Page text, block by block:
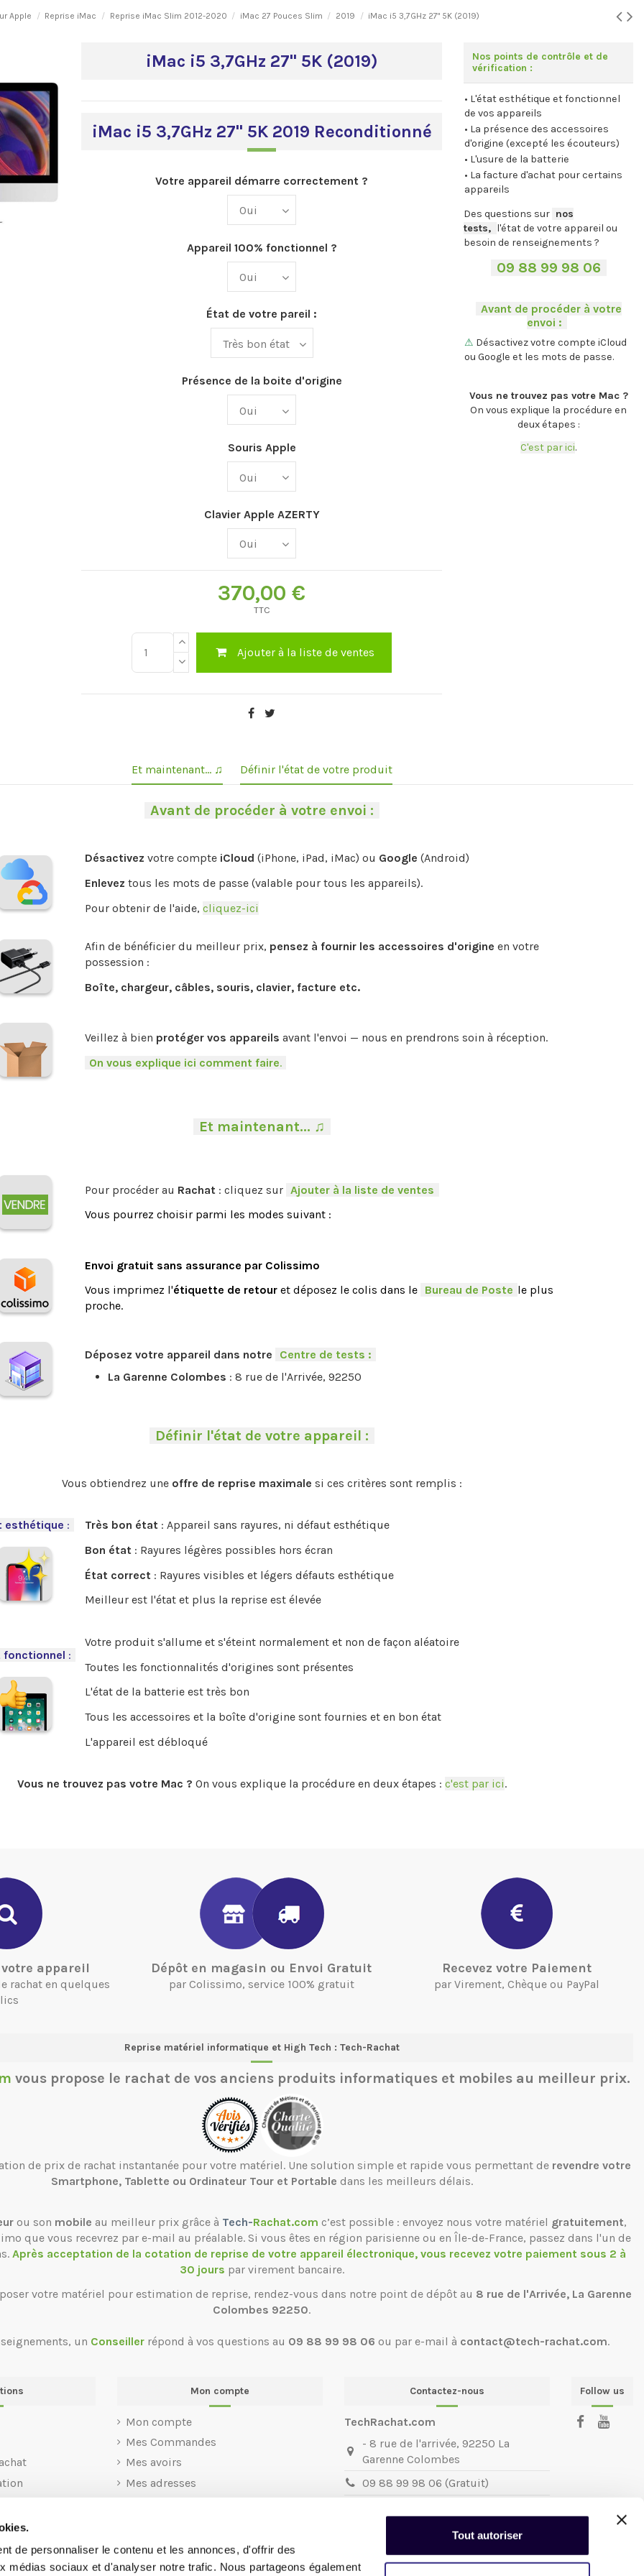
de personnaliser le contenu et les annonces, d'offrir des
médias sociaux et d'analyser notre trafic. Nous partageons également
Tout autoriser
Apple Reprise iMac Reprise iMac Slim 2012-2020 iMac 27 Pouces Slim 2019 iMac i5 3,7GHz 27" 5K (2019)
iMac i5 3,7GHz 27" 5K (2019)
iMac i5 3,7GHz 27" 5K 2019 Reconditionné
Votre appareil démarre correctement ?
Appareil 100% fonctionnel ?
État de votre pareil :
Présence de la boite d'origine
Souris Apple
Clavier Apple AZERTY
370,00 €
TTC
Ajouter à la liste de ventes
Nos points de contrôle et de
vérification :
• L'état esthétique et fonctionnel
de vos appareils
• La présence des accessoires
d'origine (excepté les écouteurs)
• L'usure de la batterie
• La facture d'achat pour certains
appareils
Des questions sur nos
tests, l'état de votre appareil ou
besoin de renseignements ?
09 88 99 98 06
Avant de procéder à votre
envoi :
⚠ Désactivez votre compte iCloud
ou Google et les mots de passe.
Vous ne trouvez pas votre Mac ?
On vous explique la procédure en
deux étapes :
C'est par ici.
Et maintenant... ♫ Définir l'état de votre produit
Avant de procéder à votre envoi :
Désactivez votre compte iCloud (iPhone, iPad, iMac) ou Google (Android)
Enlevez tous les mots de passe (valable pour tous les appareils).
Pour obtenir de l'aide, cliquez-ici
Afin de bénéficier du meilleur prix, pensez à fournir les accessoires d'origine en votre
possession :
Boîte, chargeur, câbles, souris, clavier, facture etc.
Veillez à bien protéger vos appareils avant l'envoi — nous en prendrons soin à réception.
On vous explique ici comment faire.-
Et maintenant... ♫
Pour procéder au Rachat : cliquez sur Ajouter à la liste de ventes
Vous pourrez choisir parmi les modes suivant :
Envoi gratuit sans assurance par Colissimo
Vous imprimez l'étiquette de retour et déposez le colis dans le Bureau de Poste le plus
proche.
Déposez votre appareil dans notre
Centre de tests :
La Garenne Colombes : 8 rue de l'Arrivée, 92250
Définir l'état de votre appareil :
Vous obtiendrez une offre de reprise maximale si ces critères sont remplis :
esthétique : Très bon état: Appareil sans rayures, ni défaut esthétique
Bon état : Rayures légères possibles hors écran
État correct : Rayures visibles et légers défauts esthétique
Meilleur est l'état et plus la reprise est élevée
fonctionnel :
Votre produit s'allume et s'éteint normalement et non de façon aléatoire
Toutes les fonctionnalités d'origines sont présentes
L'état de la batterie est très bon
Tous les accessoires et la boîte d'origine sont fournies et en bon état
L'appareil est débloqué
Vous ne trouvez pas votre Mac ? On vous explique la procédure en deux étapes : c'est par ici.
appareil
rachat en quelques
Dépôt en magasin ou Envoi Gratuit
par Colissimo, service 100% gratuit
Recevez votre Paiement
par Virement, Chèque ou PayPal
Reprise matériel informatique et High Tech : Tech-Rachat
vous propose le rachat de vos anciens produits informatiques et mobiles au meilleur prix.
de prix de rachat instantanée pour votre matériel. Une solution simple et rapide vous permettant de revendre votre
Smartphone, Tablette ou Ordinateur Tour et Portable dans les meilleurs délais.
ou son mobile au meilleur prix grâce à Tech-Rachat.com c’est possible : envoyez nous votre matériel gratuitement,
que vous recevrez par e-mail au préalable. Si vous êtes en région parisienne ou en Île-de-France, passez dans l'un de
Après acceptation de la cotation de reprise de votre appareil électronique, vous recevez votre paiement sous 2 à
30 jours par virement bancaire.
votre matériel pour estimation de reprise, rendez-vous dans notre point de dépôt au 8 rue de l'Arrivée, La Garenne
Colombes 92250.
un Conseiller répond à vos questions au 09 88 99 98 06 ou par e-mail à contact@tech-rachat.com.
Mon compte
Mon compte
Mes Commandes
Mes avoirs
Mes adresses
Contactez-nous
TechRachat.com
- 8 rue de l'arrivée, 92250 La
Garenne Colombes
09 88 99 98 06 (Gratuit)
la reprise de votre
Nous sommes joignables duMardi au
Follow us